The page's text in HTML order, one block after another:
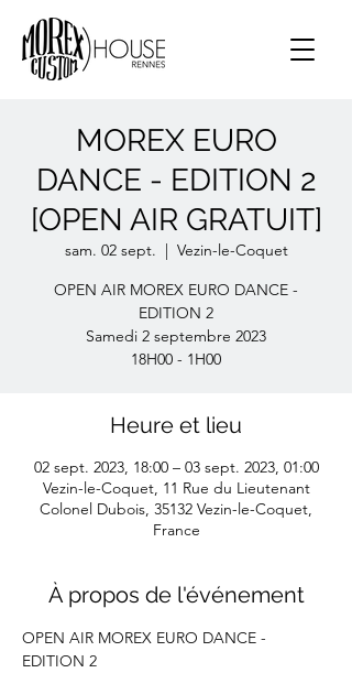
MOREX EURO
DANCE - EDITION 2
[OPEN AIR GRATUIT]
sam. 02 sept.
  |
Vezin-le-Coquet
OPEN AIR MOREX EURO DANCE -
EDITION 2
Samedi 2 septembre 2023
Heure et lieu
02 sept. 2023, 18:00 – 03 sept. 2023, 01:00
Vezin-le-Coquet, 11 Rue du Lieutenant
Colonel Dubois, 35132 Vezin-le-Coquet,
France
À propos de l'événement
OPEN AIR MOREX EURO DANCE -
EDITION 2